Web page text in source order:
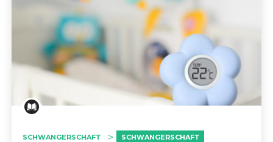
SCHWANGERSCHAFT SCHWANGERSCHAFT